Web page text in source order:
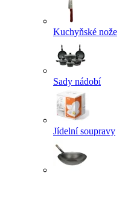
Kuchyňské nože
Sady nádobí
Jídelní soupravy